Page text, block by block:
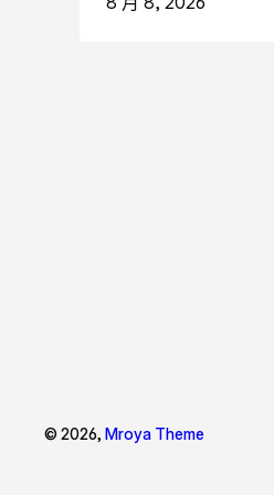
© 2026, Mroya Theme